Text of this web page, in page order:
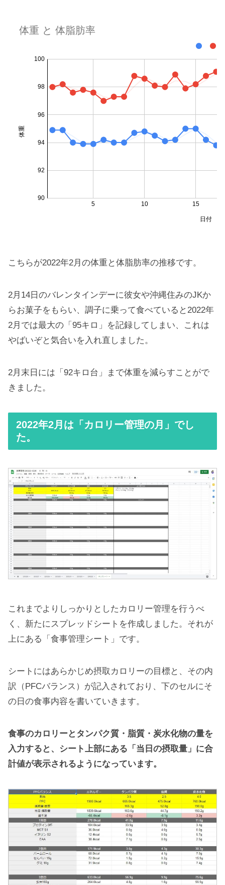
こちらが2022年2月の体重と体脂肪率の推移です。
2月14日のバレンタインデーに彼女や沖縄住みのJKか
らお菓子をもらい、調子に乗って食べていると2022年
2月では最大の「95キロ」を記録してしまい、これは
やばいぞと気合いを入れ直しました。
2月末日には「92キロ台」まで体重を減らすことがで
きました。
2022年2月は「カロリー管理の月」でし
た。
これまでよりしっかりとしたカロリー管理を行うべ
く、新たにスプレッドシートを作成しました。それが
上にある「食事管理シート」です。
シートにはあらかじめ摂取カロリーの目標と、その内
訳（PFCバランス）が記入されており、下のセルにそ
の日の食事内容を書いていきます。
食事のカロリーとタンパク質・脂質・炭水化物の量を
入力すると、シート上部にある「当日の摂取量」に合
計値が表示されるようになっています。